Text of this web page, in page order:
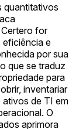
quantitativos
for
eficiência e
por sua
que se traduz
para
inventariar
ativos de TI em
O
aprimora